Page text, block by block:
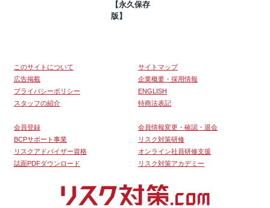
【永久保存
版】
このサイトについて
サイトマップ
広告掲載
企業概要・採用情報
プライバシーポリシー
ENGLISH
スタッフの紹介
特商法表記
会員登録
会員情報変更・確認・退会
BCPサポート事業
リスク対策研修
リスクアドバイザー資格
オンライン社員研修支援
誌面PDFダウンロード
リスク対策アカデミー